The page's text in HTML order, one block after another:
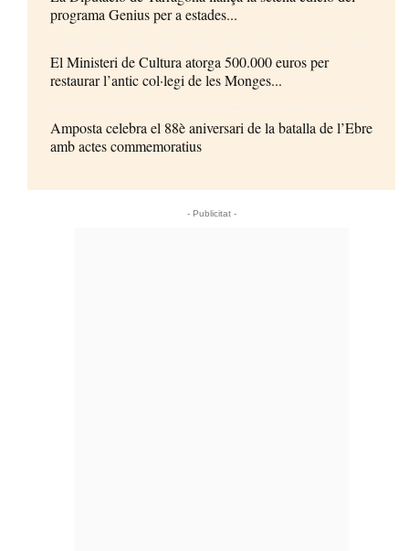
programa Genius per a estades...
El Ministeri de Cultura atorga 500.000 euros per
restaurar l’antic col·legi de les Monges...
Amposta celebra el 88è aniversari de la batalla de l’Ebre
amb actes commemoratius
- Publicitat -